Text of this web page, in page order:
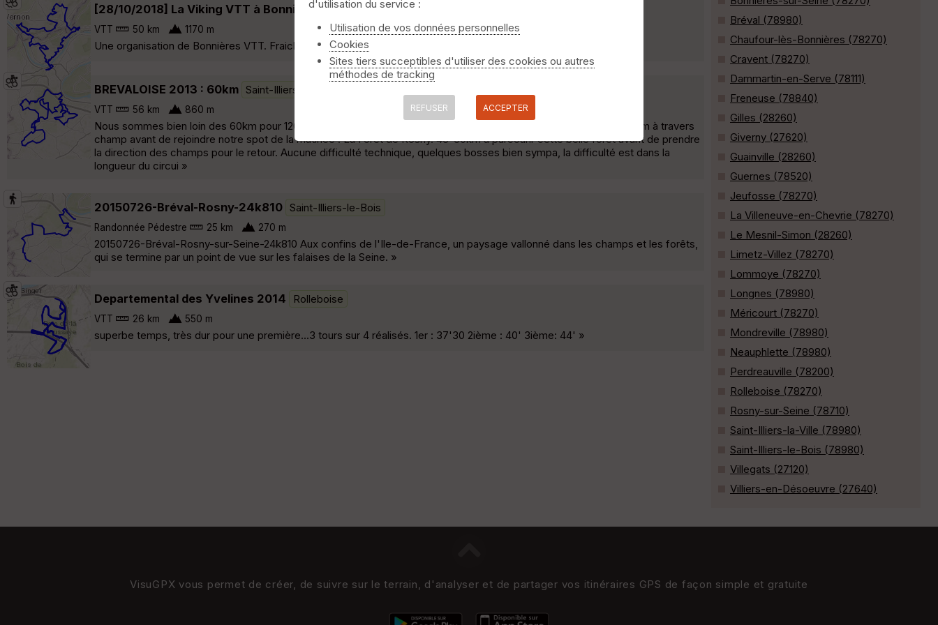
[28/10/2018] La Viking VTT à Bonnières sur Seine Rolleboise
VTT 50 km 1170 m
Une organisation de Bonnières VTT. Fraicheur, terrain sec et gros dénivelé. De beaux points de vues sur la Seine. »
BREVALOISE 2013 : 60km Saint-Illiers-le-Bois
VTT 56 km 860 m
Nous sommes bien loin des 60km pour 1200m de D Mais bon, pour une reprise ça allait bien. Au départ environ 10km à travers
champ avant de rejoindre notre spot de la matinée : La Forêt de Rosny. 45-50km à parcourir cette belle forêt avant de prendre
la direction des champs pour le retour. Aucune difficulté technique, quelques bosses bien sympa, la difficulté est dans la
longueur du circui »
20150726-Bréval-Rosny-24k810 Saint-Illiers-le-Bois
Randonnée Pédestre 25 km 270 m
20150726-Bréval-Rosny-sur-Seine-24k810 Aux confins de l'Ile-de-France, un paysage vallonné dans les champs et les forêts,
qui se termine par un point de vue sur les falaises de la Seine. »
Departemental des Yvelines 2014 Rolleboise
VTT 26 km 550 m
superbe temps, très dur pour une première...3 tours sur 4 réalisés. 1er : 37'30 2ième : 40' 3ième: 44' »
Bréval (78980)
Chaufour-lès-Bonnières (78270)
Cravent (78270)
Dammartin-en-Serve (78111)
Freneuse (78840)
Gilles (28260)
Giverny (27620)
Guainville (28260)
Guernes (78520)
Jeufosse (78270)
La Villeneuve-en-Chevrie (78270)
Le Mesnil-Simon (28260)
Limetz-Villez (78270)
Lommoye (78270)
Longnes (78980)
Méricourt (78270)
Mondreville (78980)
Neauphlette (78980)
Perdreauville (78200)
Rolleboise (78270)
Rosny-sur-Seine (78710)
Saint-Illiers-la-Ville (78980)
Saint-Illiers-le-Bois (78980)
Villegats (27120)
Villiers-en-Désoeuvre (27640)
VisuGPX vous permet de créer, de suivre sur le terrain, d'analyser et de partager vos itinéraires GPS de façon simple et gratuite
d'utilisation du service :
Utilisation de vos données personnelles
Cookies
Sites tiers succeptibles d'utiliser des cookies ou autres
méthodes de tracking
REFUSER ACCEPTER